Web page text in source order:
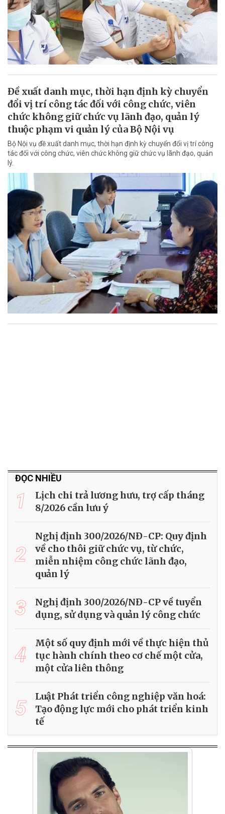
Đề xuất danh mục, thời hạn định kỳ chuyển
đổi vị trí công tác đối với công chức, viên
chức không giữ chức vụ lãnh đạo, quản lý
thuộc phạm vi quản lý của Bộ Nội vụ
Bộ Nội vụ đề xuất danh mục, thời hạn định kỳ chuyển đổi vị trí công
tác đối với công chức, viên chức không giữ chức vụ lãnh đạo, quản
lý.
ĐỌC NHIỀU
1
Lịch chi trả lương hưu, trợ cấp tháng
8/2026 cần lưu ý
2
Nghị định 300/2026/NĐ-CP: Quy định
về cho thôi giữ chức vụ, từ chức,
miễn nhiệm công chức lãnh đạo,
quản lý
3
Nghị định 300/2026/NĐ-CP về tuyển
dụng, sử dụng và quản lý công chức
4
Một số quy định mới về thực hiện thủ
tục hành chính theo cơ chế một cửa,
một cửa liên thông
5
Luật Phát triển công nghiệp văn hoá:
Tạo động lực mới cho phát triển kinh
tế